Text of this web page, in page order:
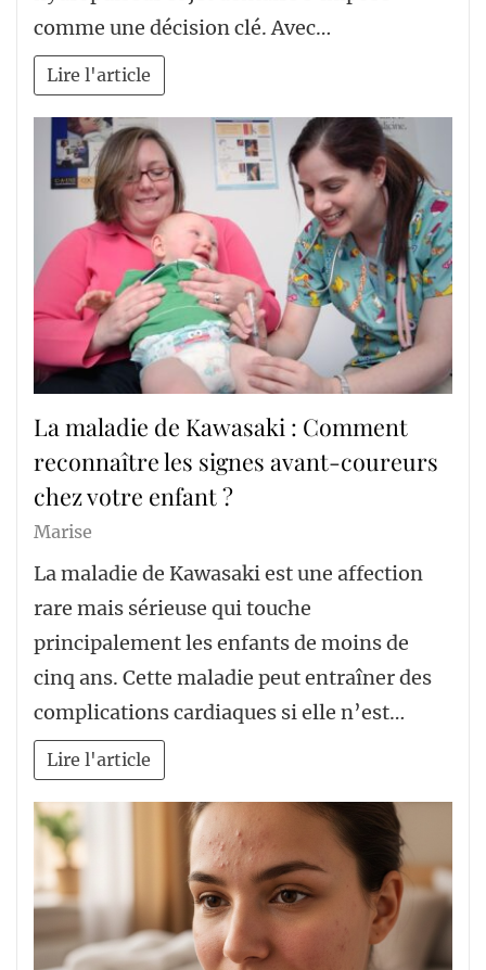
comme une décision clé. Avec…
Lire l'article
La maladie de Kawasaki : Comment
reconnaître les signes avant-coureurs
chez votre enfant ?
Marise
La maladie de Kawasaki est une affection
rare mais sérieuse qui touche
principalement les enfants de moins de
cinq ans. Cette maladie peut entraîner des
complications cardiaques si elle n’est…
Lire l'article